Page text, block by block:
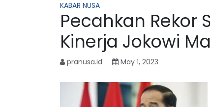
KABAR NUSA
Pecahkan Rekor
Kinerja Jokowi
pranusa.id May 1, 2023